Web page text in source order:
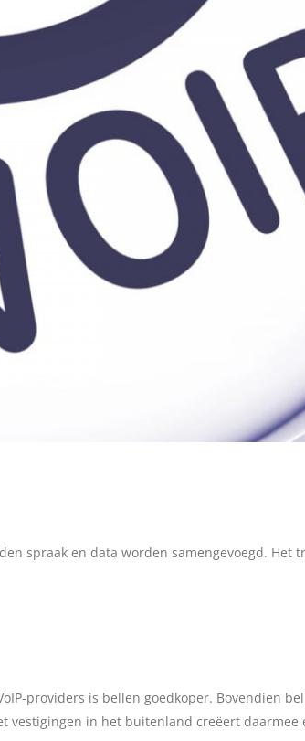
spraak en data worden samengevoegd.
providers is bellen goedkoper. Bovendien
in het buitenland creëert